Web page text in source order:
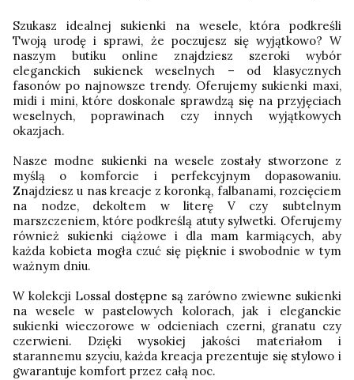
Szukasz idealnej sukienki na wesele, która podkreśli
Twoją urodę i sprawi, że poczujesz się wyjątkowo? W
naszym butiku online znajdziesz szeroki wybór
eleganckich sukienek weselnych – od klasycznych
fasonów po najnowsze trendy. Oferujemy sukienki maxi,
midi i mini, które doskonale sprawdzą się na przyjęciach
weselnych, poprawinach czy innych wyjątkowych
okazjach.
Nasze modne sukienki na wesele zostały stworzone z
myślą o komforcie i perfekcyjnym dopasowaniu.
Znajdziesz u nas kreacje z koronką, falbanami, rozcięciem
na nodze, dekoltem w literę V czy subtelnym
marszczeniem, które podkreślą atuty sylwetki. Oferujemy
również sukienki ciążowe i dla mam karmiących, aby
każda kobieta mogła czuć się pięknie i swobodnie w tym
ważnym dniu.
W kolekcji Lossal dostępne są zarówno zwiewne sukienki
na wesele w pastelowych kolorach, jak i eleganckie
sukienki wieczorowe w odcieniach czerni, granatu czy
czerwieni. Dzięki wysokiej jakości materiałom i
starannemu szyciu, każda kreacja prezentuje się stylowo i
gwarantuje komfort przez całą noc.